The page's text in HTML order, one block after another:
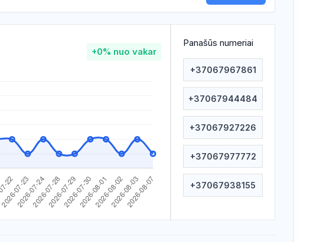
+0% nuo vakar
Panašūs numeriai
+37067967861
+37067944484
+37067927226
+37067977772
+37067938155